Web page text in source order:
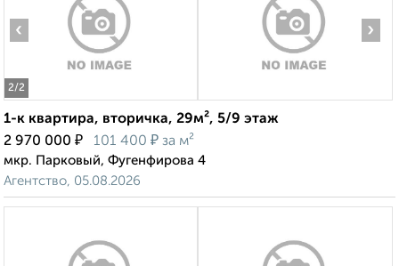
2/2
‹ ›
1-к квартира, вторичка, 29м², 5/9 этаж
2 970 000 ₽ 101 400 ₽ за м²
мкр. Парковый, Фугенфирова 4
Агентство, 05.08.2026